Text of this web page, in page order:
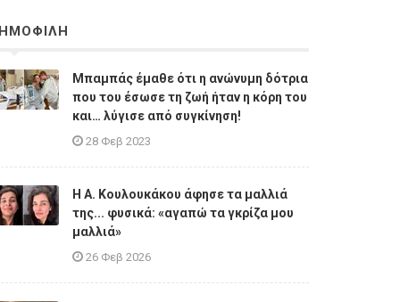
Μπαμπάς έμαθε ότι η ανώνυμη δότρια
που του έσωσε τη ζωή ήταν η κόρη του
και… λύγισε από συγκίνηση!
28 Φεβ 2023
Η A. Κουλουκάκου άφησε τα μαλλιά
της... φυσικά: «αγαπώ τα γκρίζα μου
μαλλιά»
26 Φεβ 2026